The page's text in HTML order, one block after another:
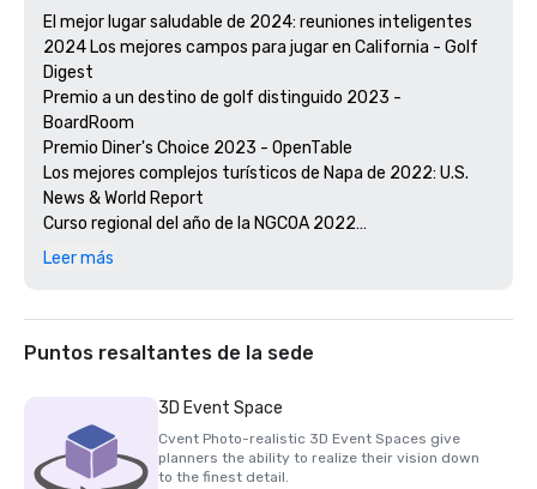
El mejor lugar saludable de 2024: reuniones inteligentes
2024 Los mejores campos para jugar en California - Golf
Digest
Premio a un destino de golf distinguido 2023 -
BoardRoom
Premio Diner's Choice 2023 - OpenTable
Los mejores complejos turísticos de Napa de 2022: U.S.
News & World Report
Curso regional del año de la NGCOA 2022
Ganador del premio Travellers' Choice 2021 - Tripadvisor
Mejor hotel/resort de 2020 - Napa Valley Life Magazine
Premio Travellers' Choice 2020 - Tripadvisor
Katie Dellich, profesional del año de la USPTA NorCal 2020
Certificado de excelencia de TripAdvisor 2018 y 2019
Premio Readers' Choice 2018 y 2019 - Condé Nast
Traveler
Leer más
Puntos resaltantes de la sede
3D Event Space
Cvent Photo-realistic 3D Event Spaces give
planners the ability to realize their vision down
to the finest detail.